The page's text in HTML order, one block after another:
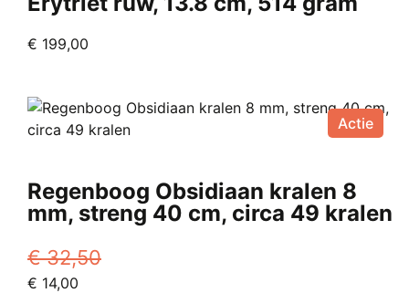
€ 199,00
Actie
Regenboog Obsidiaan kralen 8
mm, streng 40 cm, circa 49 kralen
€32,50
Oorspronkelijke
€ 14,00